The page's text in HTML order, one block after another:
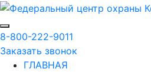
8-800-222-9011
Заказать звонок
ГЛАВНАЯ